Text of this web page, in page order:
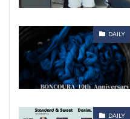
DAILY
DAILY